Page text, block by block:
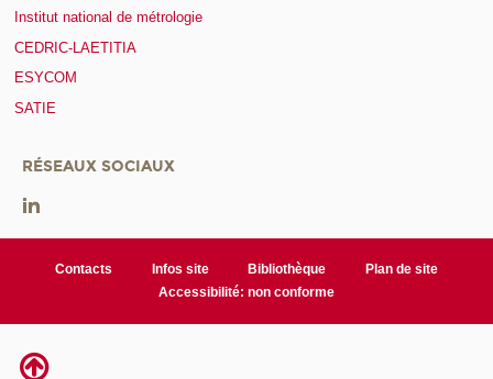
Institut national de métrologie
CEDRIC-LAETITIA
ESYCOM
SATIE
RÉSEAUX SOCIAUX
Contacts Infos site Bibliothèque
Plan de site
Accessibilité: non conforme